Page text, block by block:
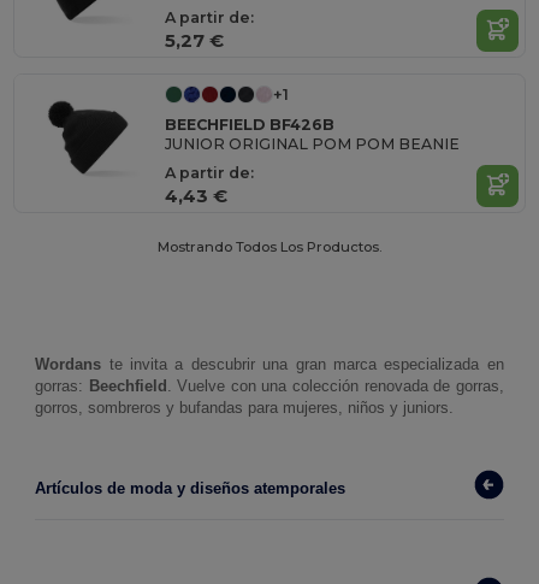
A partir de:
5,27 €
+1
BEECHFIELD BF426B
JUNIOR ORIGINAL POM POM BEANIE
A partir de:
4,43 €
Mostrando Todos Los Productos.
Wordans te invita a descubrir una gran marca especializada en
gorras: Beechfield . Vuelve con una colección renovada de gorras,
gorros, sombreros y bufandas para mujeres, niños y juniors.
Artículos de moda y diseños atemporales